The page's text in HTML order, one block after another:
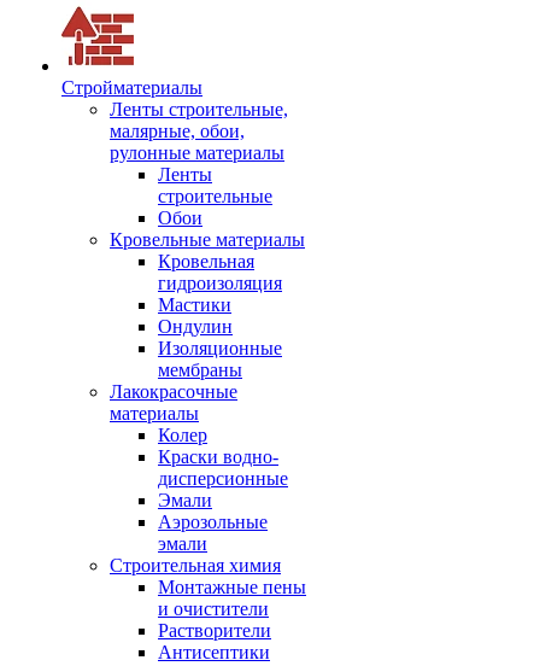
Стройматериалы
Ленты строительные,
малярные, обои,
рулонные материалы
Ленты
строительные
Обои
Кровельные материалы
Кровельная
гидроизоляция
Мастики
Ондулин
Изоляционные
мембраны
Лакокрасочные
материалы
Колер
Краски водно-
дисперсионные
Эмали
Аэрозольные
эмали
Строительная химия
Монтажные пены
и очистители
Растворители
Антисептики